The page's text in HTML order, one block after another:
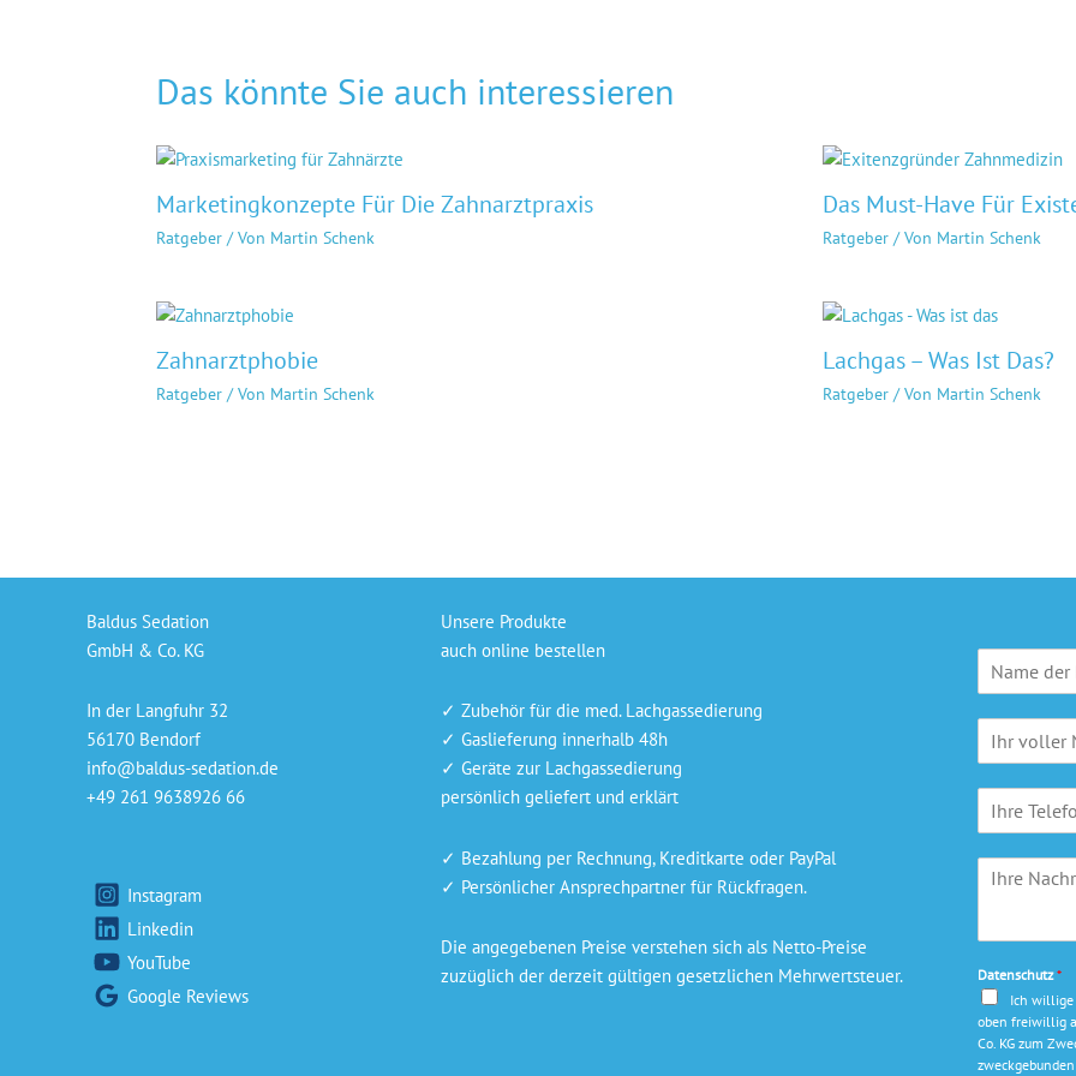
Das könnte Sie auch interessieren
Marketingkonzepte Für Die Zahnarztpraxis
Ratgeber/ Von Martin Schenk
Das Must-Have Für
Ratgeber/ Von Martin Schenk
Zahnarztphobie
Ratgeber/ Von Martin Schenk
Lachgas – Was Ist Das?
Ratgeber/ Von Martin Schenk
Baldus Sedation
GmbH & Co. KG
In der Langfuhr 32
56170 Bendorf
info@baldus-sedation.de
+49 261 9638926 66
Instagram
Linkedin
YouTube
Google Reviews
Unsere Produkte
auch online bestellen
✓ Zubehör für die med. Lachgassedierung
✓ Gaslieferung innerhalb 48h
✓ Geräte zur Lachgassedierung
persönlich geliefert und erklärt
✓ Bezahlung per Rechnung, Kreditkarte oder PayPal
✓ Persönlicher Ansprechpartner für Rückfragen.
Die angegebenen Preise verstehen sich als Netto-Preise
zuzüglich der derzeit gültigen gesetzlichen Mehrwertsteuer.
a
m
n
e
N
a
c
h
r
Datenschutz*
Ich willige
oben freiwillig
Co. KG zum